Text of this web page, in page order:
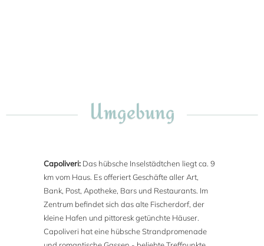
Umgebung
Capoliveri: Das hübsche Inselstädtchen liegt ca. 9
km vom Haus. Es offeriert Geschäfte aller Art,
Bank, Post, Apotheke, Bars und Restaurants. Im
Zentrum befindet sich das alte Fischerdorf, der
kleine Hafen und pittoresk getünchte Häuser.
Capoliveri hat eine hübsche Strandpromenade